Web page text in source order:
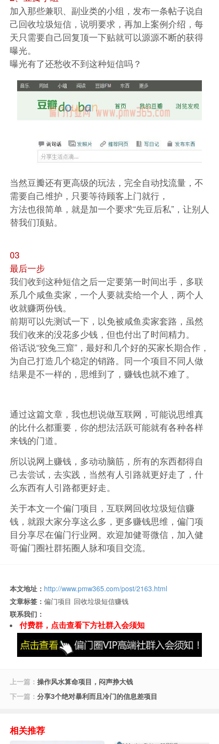
加入那些兼职、副业类的小组，发布一条帖子说自
己回收垃圾短信，说明要求，再加上案例介绍，每
天只需要自己回复顶一下贴就可以源源不断的获得
曝光。
曝光有了还愁收不到这种短信吗？
当然豆瓣还有更高级的玩法，完全自动找流量，不
需要自己维护，只要等待顾客上门就行，
方法也很简单，就是加一个要求“先豆后私”，让别人
替我们顶贴。
03
最后一步
我们收到这种短信之后一定要第一时间出手，多联
系几个咸鱼卖家，一个人要就卖给一个人，两个人
收就赚两份钱。
前期可以先测试一下，以免被咸鱼卖家套路，虽然
我们收来的没花多少钱，但也付出了时间精力。
俗话说“狡兔三窟”，最好和几个好的买家长期合作，
为自己打造几个稳定的销路。同一个项目不同人做
结果是不一样的，思维到了，赚钱也就不难了。
通过这篇文章，我也想说做互联网，可能说思维真
的比什么都重要，你的想法活跃可能就有各种各样
来钱的门道。
所以说网上赚钱，多动动脑筋，所有的东西都得自
己去尝试，去实践，当然有人引路就更好走了，什
么东西有人引路都更好走。
关于本文一个偏门项目，互联网回收垃圾短信赚
钱，就跟大家分享这么多，更多赚钱思维，偏门项
目分享尽在偏门行业网。欢迎加健哥微信，加入健
哥偏门圈社群拓圈人脉和项目交流。
本文地址： http://www.pmw365.com/post/2163.html
文章标签： 偏门项目 回收垃圾短信赚钱
联系我们：
付费群，点击查看下方社群入会须知
上一篇： 操作风水算命项目，闷声挣大钱
下一篇： 分享3个绝对暴利而且冷门的信息差项目
相关推荐